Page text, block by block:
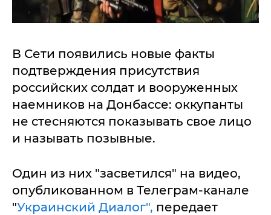
В Сети появились новые факты
подтверждения присутствия
российских солдат и вооруженных
наемников на Донбассе: оккупанты
не стесняются показывать свое лицо
и называть позывные.
Один из них "засветился" на видео,
опубликованном в Телеграм-канале
"Украинский Диалог", передает